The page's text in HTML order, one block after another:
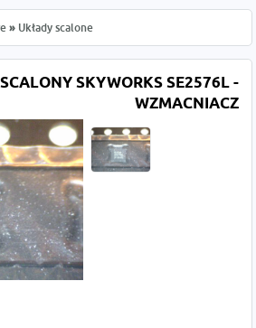
» Układy scalone
SKYWORKS SE2576L -
WZMACNIACZ